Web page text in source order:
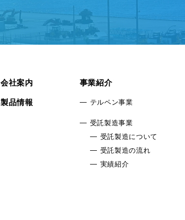
会社案内
製品情報
事業紹介
テルペン事業
受託製造事業
受託製造について
受託製造の流れ
実績紹介